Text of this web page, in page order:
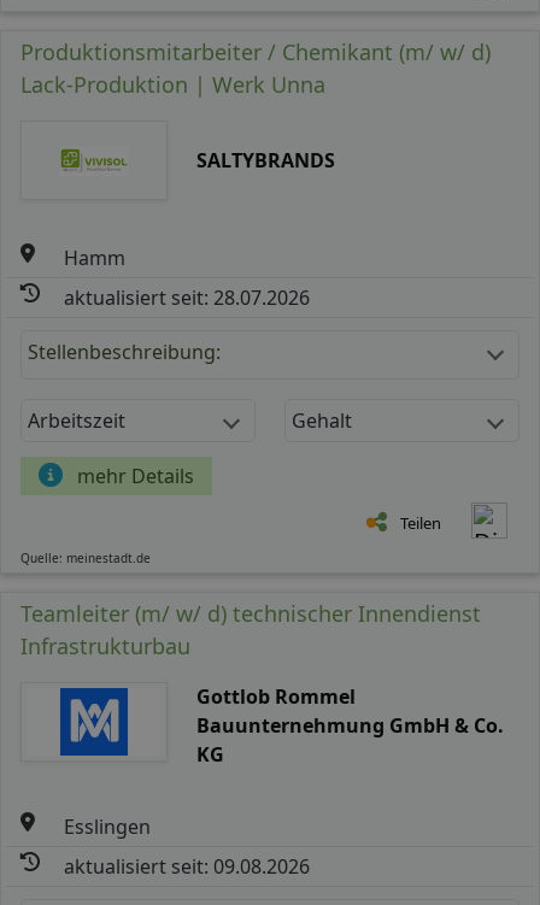
Produktionsmitarbeiter / Chemikant (m/ w/ d)
Lack-Produktion | Werk Unna
SALTYBRANDS
Hamm
aktualisiert seit: 28.07.2026
Stellenbeschreibung:
Arbeitszeit Gehalt
mehr Details
Teilen
Quelle: meinestadt.de
Teamleiter (m/ w/ d) technischer Innendienst
Infrastrukturbau
Gottlob Rommel
Bauunternehmung GmbH & Co.
KG
Esslingen
aktualisiert seit: 09.08.2026